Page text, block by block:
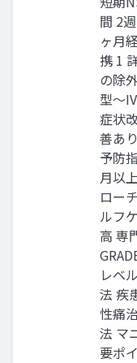
間 2
ヶ⽉
携 1
の除
型〜
症状
善あ
予防
⽉以
ロー
ルフ
⾼ 専
レベ
法 疾
性痛
法 マ
要ポ